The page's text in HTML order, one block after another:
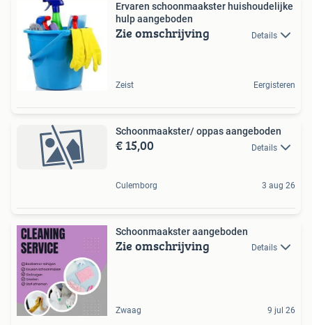
Ervaren schoonmaakster huishoudelijke
hulp aangeboden
Zie omschrijving Details
Zeist Eergisteren
Schoonmaakster/ oppas aangeboden
€ 15,00 Details
Culemborg 3 aug 26
Schoonmaakster aangeboden
Zie omschrijving Details
Zwaag 9 jul 26